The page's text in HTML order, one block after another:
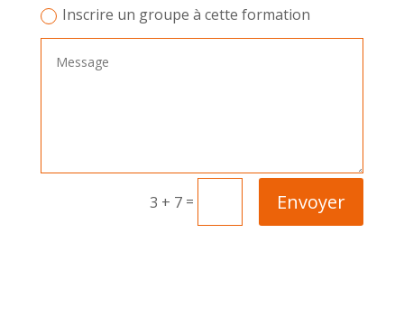
Inscrire un groupe à cette formation
3 + 7 = Envoyer